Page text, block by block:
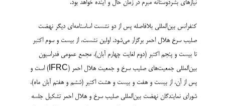
نیازهای بشردوستانه مبرم در زمان حال و آینده خواهد بود.
کنفرانس بین‌المللی بلافاصله پس از دو نشست اساسنامه‌ای دیگر نهضت
صلیب سرخ هلال احمر برگزار می‌شود. اولین نشست، از بیست و سوم اکتبر
تا بیست و پنجم اکتبر (دوم لغایت چهارم آبان)، مجمع عمومی فدراسیون
بین‌المللی جمعیت‌های صلیب سرخ و جمعیت هلال احمر (IFRC) است و
پس از آن، از بیست و هفت و بیست و هشت اکتبر (ششم و هفتم آبان ماه)،
شورای نمایندگان نهضت بین‌المللی صلیب سرخ و هلال احمر تشکیل جلسه